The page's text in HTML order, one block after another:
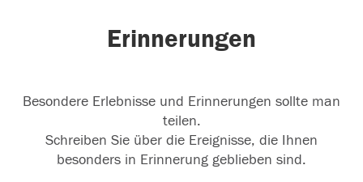
Erinnerungen
Besondere Erlebnisse und Erinnerungen sollte man
teilen.
Schreiben Sie über die Ereignisse, die Ihnen
besonders in Erinnerung geblieben sind.